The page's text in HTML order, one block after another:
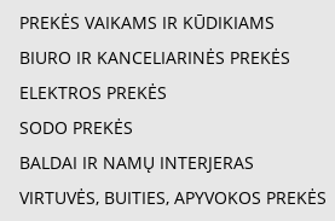
PREKĖS VAIKAMS IR KŪDIKIAMS
BIURO IR KANCELIARINĖS PREKĖS
ELEKTROS PREKĖS
SODO PREKĖS
BALDAI IR NAMŲ INTERJERAS
VIRTUVĖS, BUITIES, APYVOKOS PREKĖS